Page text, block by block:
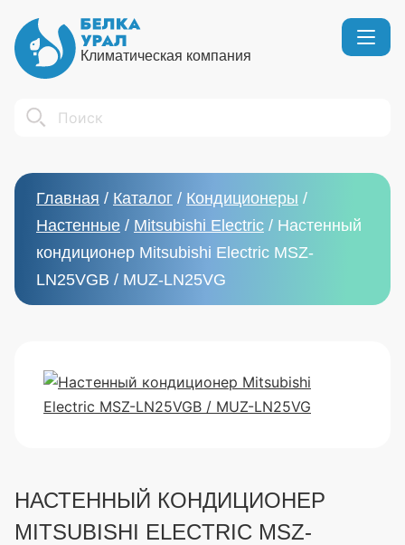
Климатическая компания
Search
Главная / Каталог / Кондиционеры /
Настенные / Mitsubishi Electric / Настенный
кондиционер Mitsubishi Electric MSZ-
LN25VGB / MUZ-LN25VG
НАСТЕННЫЙ КОНДИЦИОНЕР
MITSUBISHI ELECTRIC MSZ-
Кондиционеры
Вентиляция
Тепловое оборудование
Реквизиты
Сертификаты